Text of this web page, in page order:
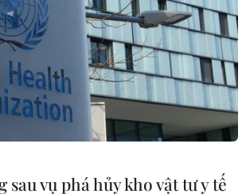
sau vụ phá hủy kho vật tư y tế